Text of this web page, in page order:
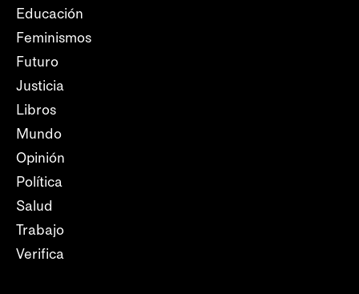
Educación
Feminismos
Futuro
Justicia
Libros
Mundo
Opinión
Política
Salud
Trabajo
Verifica